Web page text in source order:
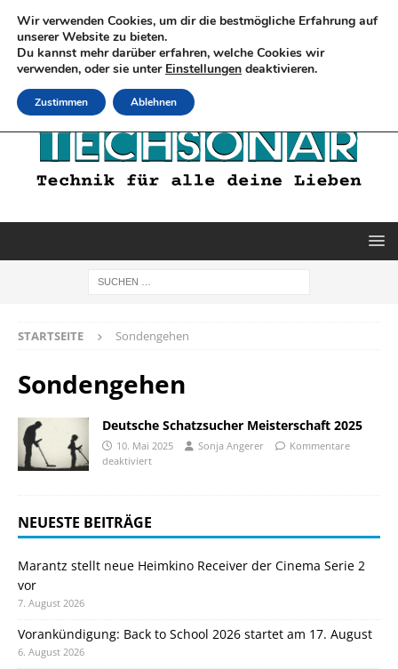
STARTSEITE Sondengehen
Sondengehen
Deutsche Schatzsucher Meisterschaft 2025
10. Mai 2025 Sonja Angerer
Kommentare
deaktiviert
NEUESTE BEITRÄGE
Marantz stellt neue Heimkino Receiver der Cinema Serie 2
vor
7. August 2026
Vorankündigung: Back to School 2026 startet am 17. August
6. August 2026
Wir verwenden Cookies, um dir die bestmögliche Erfahrung auf
unserer Website zu bieten.
Du kannst mehr darüber erfahren, welche Cookies wir
verwenden, oder sie unter Einstellungen deaktivieren.
Zustimmen Ablehnen